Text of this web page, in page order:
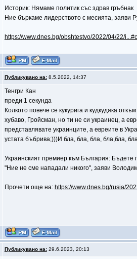
Историк: Нямаме политик със здрав гръбнак
Ние бъркаме лидерството с месията, заяви
https://www.dnes.bg/obshtestvo/2022/04/22/
Публикувано на:8.5.2022, 14:37
Тенгри Кан
преди 1 секунда
Колкото повече се кукурига и кудкудяка
хубаво, Гройсман, но ти не си украинец, а
представлявате украинците, а евреите в
устата бъбрива;)))И бла, бла, бла, бла,бла,
Украинският премиер към България: Бъдете
"Ние не сме нападали никого", заяви
Прочети още на: https://www.dnes.bg/rusia/
Публикувано на:29.6.2023, 20:13